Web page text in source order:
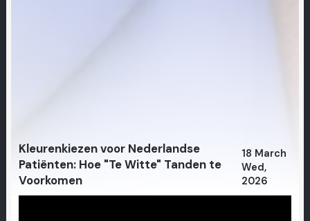
Kleurenkiezen voor Nederlandse
Patiënten: Hoe "Te Witte" Tanden te
Voorkomen
18 March
Wed,
2026